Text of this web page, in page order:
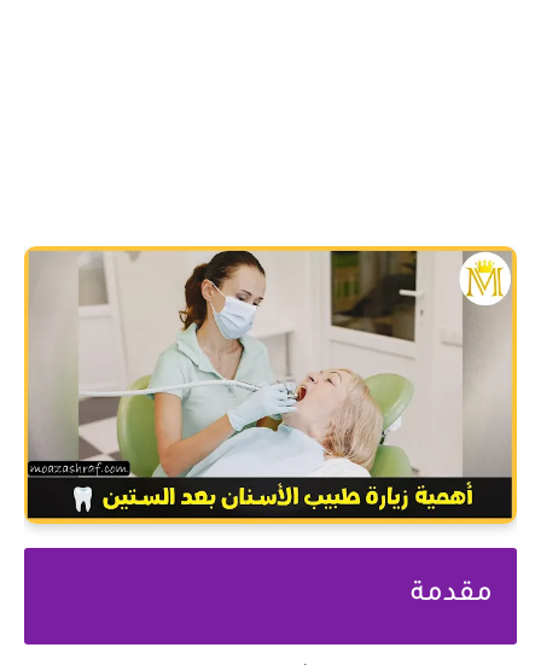
مقدمة